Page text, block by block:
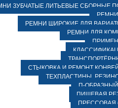
ЗУБЧАТЫЕ ЛИТЬЕВЫЕ СБОРНЫЕ
РЕМНИ ШИРОКИЕ ДЛЯ
РЕМНИ ДЛЯ
СТЫКОВКА И РЕМОНТ
ТЕХПЛАСТИНЫ,
П-
ПИЩЕВАЯ
ПРЕССОВАЯ